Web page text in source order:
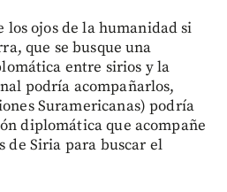
los ojos de la humanidad si
que se busque una
entre sirios y la
podría acompañarlos,
Suramericanas) podría
diplomática que acompañe
de Siria para buscar el